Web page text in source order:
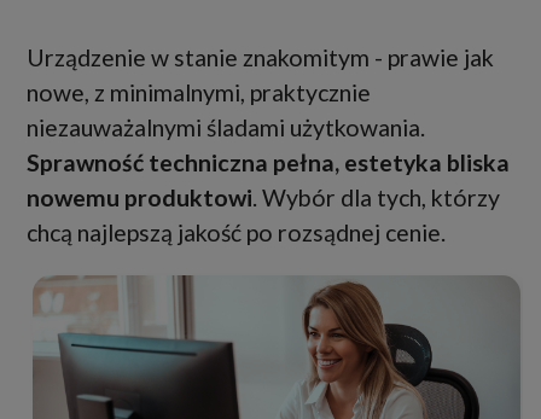
Urządzenie w stanie znakomitym - prawie jak
nowe, z minimalnymi, praktycznie
niezauważalnymi śladami użytkowania.
Sprawność techniczna pełna, estetyka bliska
nowemu produktowi. Wybór dla tych, którzy
chcą najlepszą jakość po rozsądnej cenie.